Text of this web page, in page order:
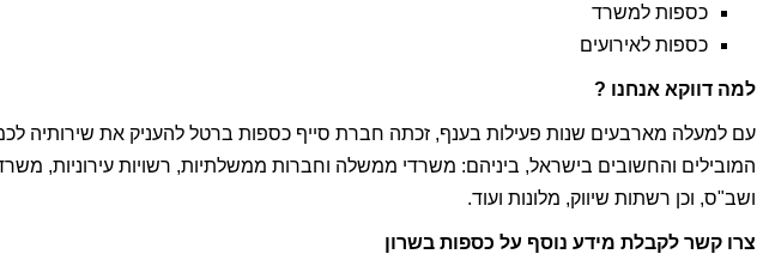
כספות למשרד
כספות לאירועים
למה דווקא אנחנו ?
עם למעלה מארבעים שנות פעילות בענף, זכתה חברת סייף כספות ברטל להעניק את שירותיה
המובילים והחשובים בישראל, ביניהם: משרדי ממשלה וחברות ממשלתיות, רשויות עירוניות,
ושב"ס, וכן רשתות שיווק, מלונות ועוד.
צרו קשר לקבלת מידע נוסף על כספות בשרון